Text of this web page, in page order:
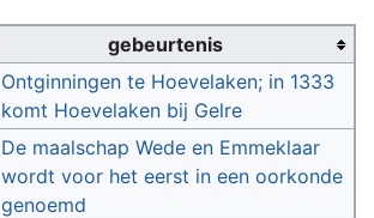
gebeurtenis
Ontginningen te Hoevelaken; in 1333
komt Hoevelaken bij Gelre
De maalschap Wede en Emmeklaar
wordt voor het eerst in een oorkonde
genoemd